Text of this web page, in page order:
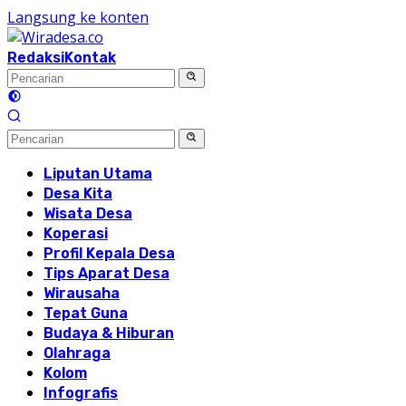
Langsung ke konten
RedaksiKontak
Liputan Utama
Desa Kita
Wisata Desa
Koperasi
Profil Kepala Desa
Tips Aparat Desa
Wirausaha
Tepat Guna
Budaya & Hiburan
Olahraga
Kolom
Infografis